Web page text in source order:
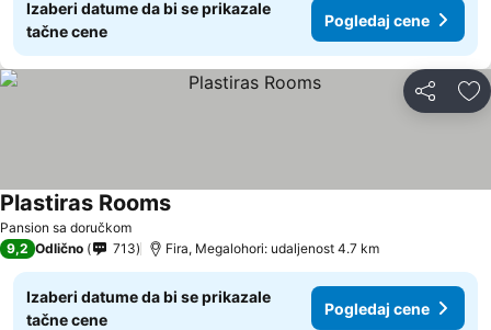
Izaberi datume da bi se prikazale
tačne cene
Pogledaj cene
Deli
Pansion sa doručkom
Plastiras Rooms
9,2 Odlično 713 Fira, Megalohori: udaljenost 4.7 km
Izaberi datume da bi se prikazale
tačne cene
Pogledaj cene